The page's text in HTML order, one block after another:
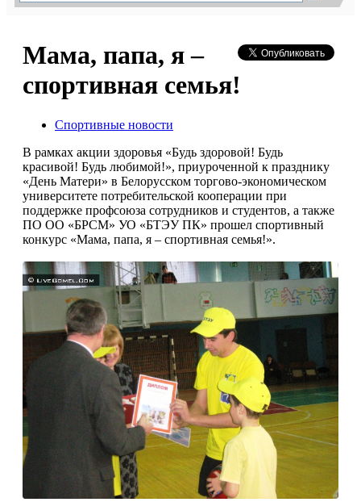
Мама, папа, я –
спортивная семья!
Спортивные новости
В рамках акции здоровья «Будь здоровой! Будь
красивой! Будь любимой!», приуроченной к празднику
«День Матери» в Белорусском торгово-экономическом
университете потребительской кооперации при
поддержке профсоюза сотрудников и студентов, а также
ПО ОО «БРСМ» УО «БТЭУ ПК» прошел спортивный
конкурс «Мама, папа, я – спортивная семья!».